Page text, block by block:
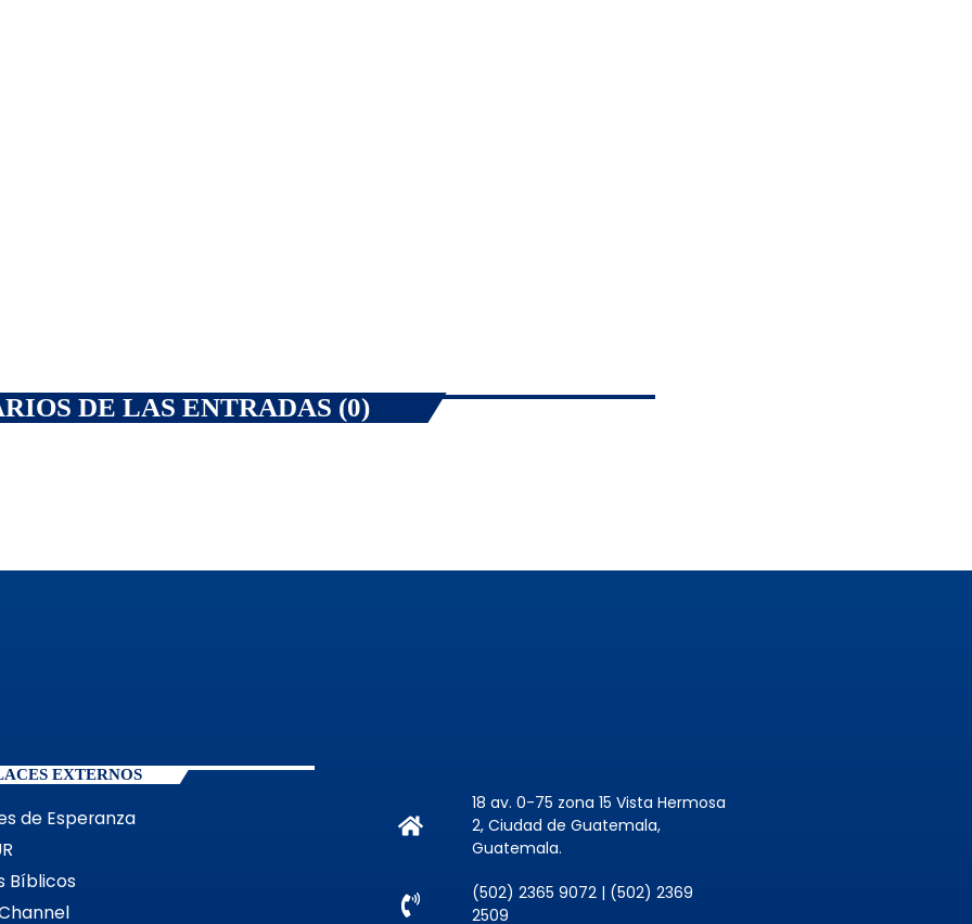
DE LAS ENTRADAS (0)
EXTERNOS
de Esperanza
Bíblicos
18 av. 0-75 zona 15 Vista Hermosa
2, Ciudad de Guatemala,
Guatemala.
(502) 2365 9072 | (502) 2369
2509